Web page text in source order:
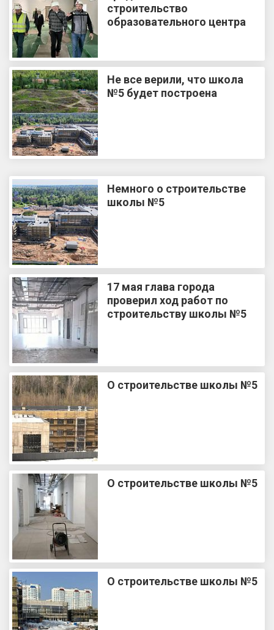
строительство
образовательного центра
Не все верили, что школа
№5 будет построена
Немного о строительстве
школы №5
17 мая глава города
проверил ход работ по
строительству школы №5
О строительстве школы №5
О строительстве школы №5
О строительстве школы №5